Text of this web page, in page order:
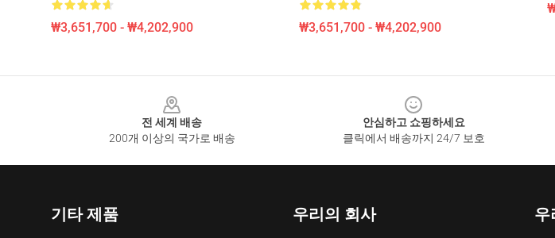
₩3,651,700 - ₩4,202,900 ₩3,651,700 - ₩4,202,900
전 세계 배송
200개 이상의 국가로 배송
안심하고 쇼핑하세요
클릭에서 배송까지 24/7 보호
기타 제품 우리의 회사 우